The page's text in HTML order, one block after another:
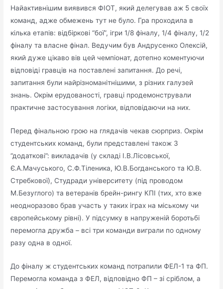
Найактивнішим виявився ФІОТ, який делегував аж 5 своїх
команд, адже обмежень тут не було. Гра проходила в
кілька етапів: відбіркові “бої”, ігри 1/8 фіналу, 1/4 фіналу, 1/2
фіналу та власне фінал. Ведучим був Андрусенко Олексій,
який дуже цікаво вів цей чемпіонат, дотепно коментуючи
відповіді гравців на поставлені запитання. До речі,
запитання були найрізноманітнішими, з різних галузей
знань. Окрім ерудованості, гравці продемонстрували
практичне застосування логіки, відповідаючи на них.
Перед фінальною грою на глядачів чекав сюрприз. Окрім
студентських команд, були представлені також 3
“додаткові”: викладачів (у складі І.В.Лісовської,
Є.А.Мачуського, С.Ф.Тіленика, Ю.В.Богданського та Ю.В.
Стребкової), Студради університету (під проводом
М.Безуглого) та ветеранів брейн-рингу КПІ (тих, хто вже
неодноразово брав участь у таких іграх на міському чи
європейському рівні). У підсумку в напруженій боротьбі
перемогла дружба – всі три команди виграли по одному
разу одна в одної.
До фіналу ж студентських команд потрапили ФЕЛ-1 та ФП.
Перемогла команда з ФЕЛ, відповідно ФП – зі сріблом, а